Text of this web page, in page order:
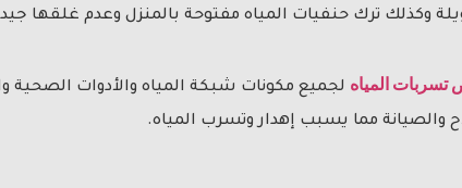
وكذلك ترك حنفيات المياه مفتوحة بالمنزل وعدم غلقها
المياه لجميع مكونات شبكة المياه والأدوات الصحية
والصيانة مما يسبب إهدار وتسرب المياه.